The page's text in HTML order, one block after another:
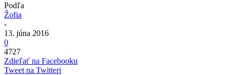
Podľa
Žofia
-
13. júna 2016
0
4727
Zdieľať na Facebooku
Tweet na Twitteri